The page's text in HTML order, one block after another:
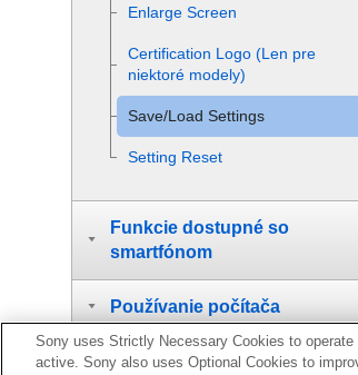
Enlarge Screen
Certification Logo (Len pre
niektoré modely)
Save/Load Settings
Setting Reset
Funkcie dostupné so
smartfónom
Používanie počítača
Používanie služby úložiska
Sony uses Strictly Necessary Cookies to
active. Sony also uses Optional Cookies to